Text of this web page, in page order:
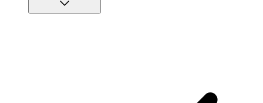
Strategische ventilatiezones om je koel en droog te
houden